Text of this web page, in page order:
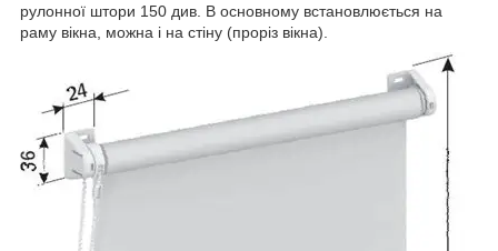
рулонної штори 150 див. В основному встановлюється на
раму вікна, можна і на стіну (проріз вікна).